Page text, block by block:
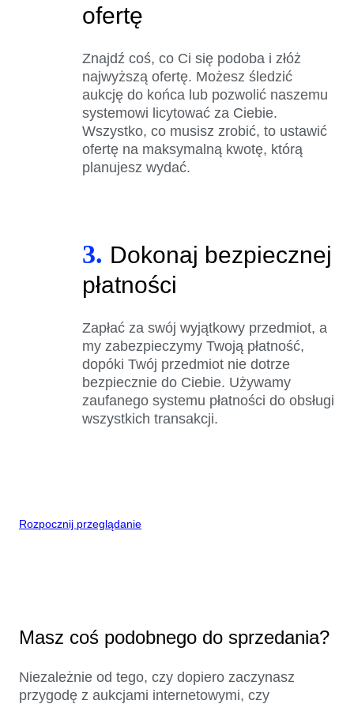
ofertę
Znajdź coś, co Ci się podoba i złóż
najwyższą ofertę. Możesz śledzić
aukcję do końca lub pozwolić naszemu
systemowi licytować za Ciebie.
Wszystko, co musisz zrobić, to ustawić
ofertę na maksymalną kwotę, którą
planujesz wydać.
3. Dokonaj bezpiecznej
płatności
Zapłać za swój wyjątkowy przedmiot, a
my zabezpieczymy Twoją płatność,
dopóki Twój przedmiot nie dotrze
bezpiecznie do Ciebie. Używamy
zaufanego systemu płatności do obsługi
wszystkich transakcji.
Rozpocznij przeglądanie
Masz coś podobnego do sprzedania?
Niezależnie od tego, czy dopiero zaczynasz
przygodę z aukcjami internetowymi, czy